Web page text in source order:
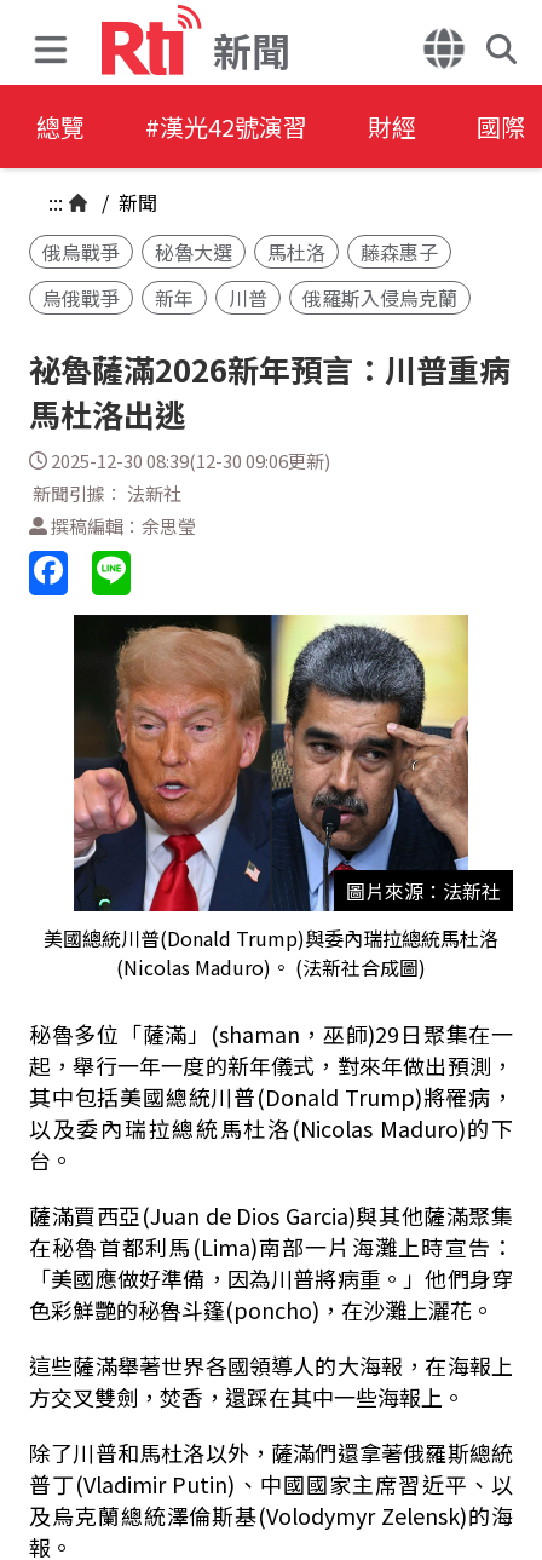
新聞
總覽 #漢光42號演習 財經 國際
::: / 新聞
俄烏戰爭
秘魯大選 馬杜洛
藤森惠子
烏俄戰爭
新年 川普 俄羅斯入侵烏克蘭
祕魯薩滿2026新年預言：川普重病
馬杜洛出逃
2025-12-30 08:39(12-30 09:06更新)
新聞引據： 法新社
撰稿編輯：余思瑩
圖片來源：法新社
美國總統川普(Donald Trump)與委內瑞拉總統馬杜洛
(Nicolas Maduro)。 (法新社合成圖)
秘魯多位「薩滿」(shaman，巫師)29日聚集在一
起，舉行一年一度的新年儀式，對來年做出預測，
其中包括美國總統川普(Donald Trump)將罹病，
以及委內瑞拉總統馬杜洛(Nicolas Maduro)的下
台。
薩滿賈西亞(Juan de Dios Garcia)與其他薩滿聚集
在秘魯首都利馬(Lima)南部一片海灘上時宣告：
「美國應做好準備，因為川普將病重。」他們身穿
色彩鮮艷的秘魯斗篷(poncho)，在沙灘上灑花。
這些薩滿舉著世界各國領導人的大海報，在海報上
方交叉雙劍，焚香，還踩在其中一些海報上。
除了川普和馬杜洛以外，薩滿們還拿著俄羅斯總統
普丁(Vladimir Putin)、中國國家主席習近平、以
及烏克蘭總統澤倫斯基(Volodymyr Zelensk)的海
報。